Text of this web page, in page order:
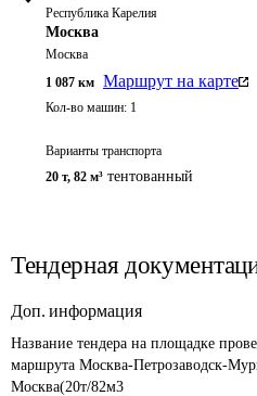
Республика Карелия
Москва
Москва
1 087 км Маршрут на карте
Кол-во машин: 1
Варианты транспорта
20 т, 82 м³ тентованный
Тендерная
Доп. информация
Название тендера на площадке
маршрута Москва-Петрозаводск-
Москва(20т/82м3